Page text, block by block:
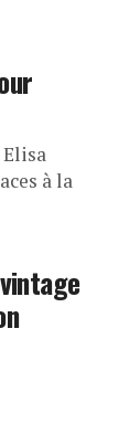
à la